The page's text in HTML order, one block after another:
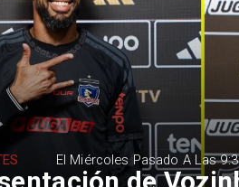
El Miércoles Pasado A Las